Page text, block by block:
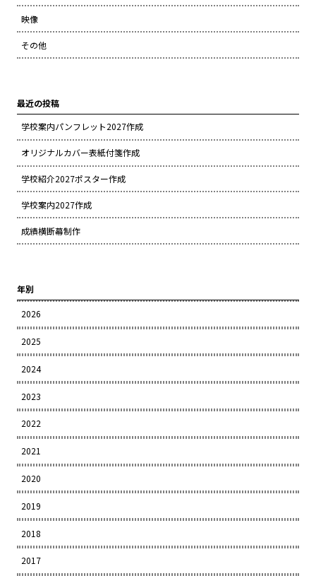
映像
その他
最近の投稿
学校案内パンフレット2027作成
オリジナルカバー表紙付箋作成
学校紹介2027ポスター作成
学校案内2027作成
成績横断幕制作
年別
2026
2025
2024
2023
2022
2021
2020
2019
2018
2017